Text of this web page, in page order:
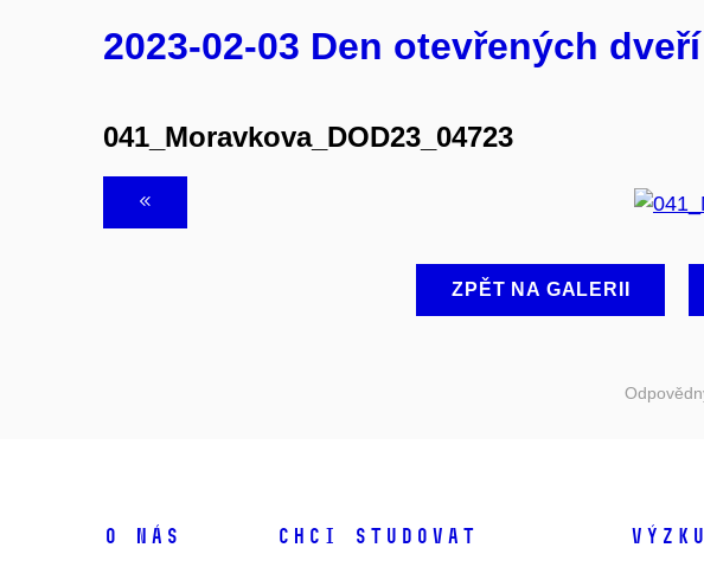
2023-02-03 Den otevřených dveří
041_Moravkova_DOD23_04723
ZPĚT NA GALERII
O NÁS CHCI STUDOVAT